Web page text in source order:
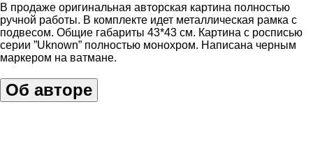
В продаже оригинальная авторская картина полностью
ручной работы. В комплекте идет металлическая рамка с
подвесом. Общие габариты 43*43 см. Картина с росписью
серии ”Uknown” полностью монохром. Написана черным
маркером на ватмане.
Об авторе